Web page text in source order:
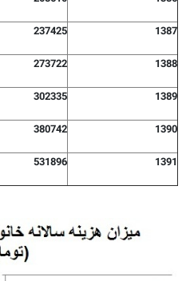
1387
237425
1388
273722
1389
302335
1390
380742
1391
531896